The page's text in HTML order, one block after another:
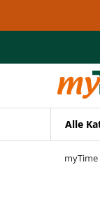
Zur Navigation
Alle
myTime